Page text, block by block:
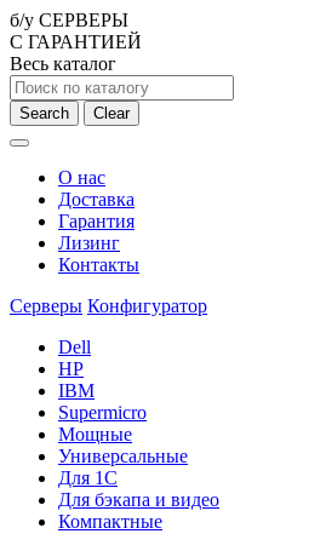
б/у СЕРВЕРЫ
С ГАРАНТИЕЙ
Весь каталог
Search Clear
О нас
Доставка
Гарантия
Лизинг
Контакты
Серверы Конфигуратор
Dell
HP
IBM
Supermicro
Мощные
Универсальные
Для 1С
Для бэкапа и видео
Компактные